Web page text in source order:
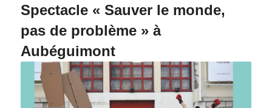
Spectacle « Sauver le monde,
pas de problème » à
Aubéguimont